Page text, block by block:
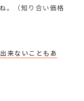
。（知り合い価格
来ないこともあ